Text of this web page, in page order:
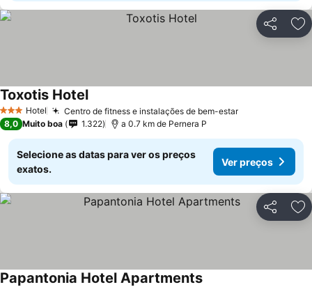
Partilhar
3 EstrelasHotel Centro de fitness e instalações de bem-estar
Toxotis Hotel
8,0 Muito boa 1.322 a 0.7 km de Pernera P
Selecione as datas para ver os preços
exatos.
Ver preços
Partilhar
Papantonia Hotel Apartments